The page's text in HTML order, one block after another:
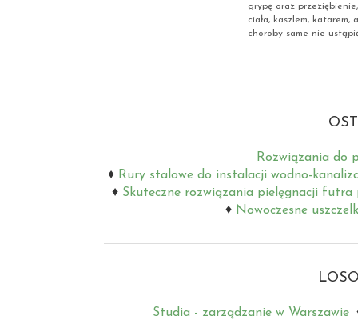
grypę oraz
ciała, kaszlem,
choroby same nie
Rozwiązania do
Rury stalowe do instalacji wodno-
Skuteczne rozwiązania pielęgnacji futra
Nowoczesne
Studia - zarządzanie w Warszawie